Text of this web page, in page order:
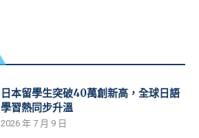
日本留學生突破40萬創新高，全球日語
學習熱同步升溫
2026 年 7 月 9 日